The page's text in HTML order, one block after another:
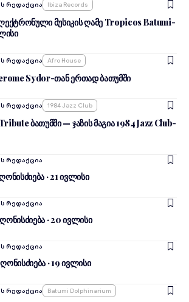
რედაქცია Ibiza Records
მუსიკის ღამე Tropicos Batumi-
რედაქცია Afro House
Sydor-თან ერთად ბათუმში
რედაქცია 1984 Jazz Club
ბათუმში — ჯაზის მაგია 1984 Jazz Club-
რედაქცია
· 21 ივლისი
რედაქცია
· 20 ივლისი
რედაქცია
· 19 ივლისი
რედაქცია Batumi Dolphinarium